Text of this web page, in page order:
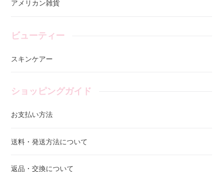
アメリカン雑貨
ビューティー
スキンケアー
ショッピングガイド
お支払い方法
送料・発送方法について
返品・交換について